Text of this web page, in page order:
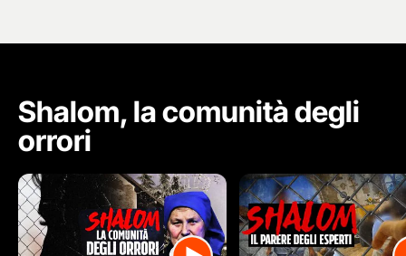
Shalom, la comunità degli
orrori